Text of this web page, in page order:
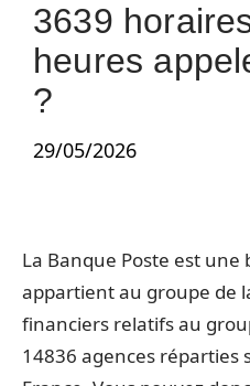
3639
heures
?
29/05/2026
La Banque Poste est
appartient au groupe de
financiers relatifs au
14836 agences réparties